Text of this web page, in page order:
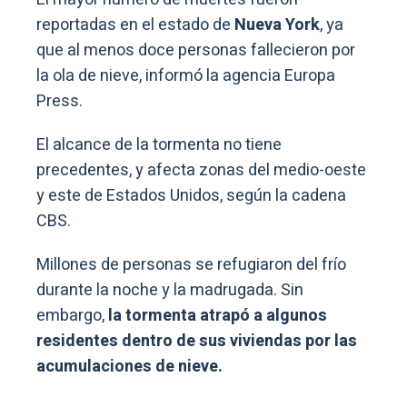
reportadas en el estado de Nueva York, ya
que al menos doce personas fallecieron por
la ola de nieve, informó la agencia Europa
Press.
El alcance de la tormenta no tiene
precedentes, y afecta zonas del medio-oeste
y este de Estados Unidos, según la cadena
CBS.
Millones de personas se refugiaron del frío
durante la noche y la madrugada. Sin
embargo,la tormenta atrapó a algunos
residentes dentro de sus viviendas por las
acumulaciones de nieve.